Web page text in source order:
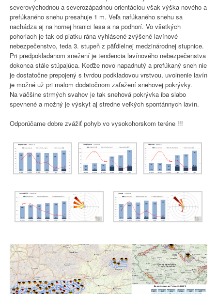
severovýchodnou a severozápadnou orientáciou však výška nového a
prefúkaného snehu presahuje 1 m. Veľa nafúkaného snehu sa
nachádza aj na hornej hranici lesa a na podhorí. Vo všetkých
pohoriach je tak od piatku rána vyhlásené zvýšené lavínové
nebezpečenstvo, teda 3. stupeň z päťdielnej medzinárodnej stupnice.
Pri predpokladanom snežení je tendencia lavínového nebezpečenstva
dokonca stále stúpajúca. Keďže novo napadnutý a prefúkaný sneh nie
je dostatočne prepojený s tvrdou podkladovou vrstvou, uvoľnenie lavín
je možné už pri malom dodatočnom zaťažení snehovej pokrývky.
Na väčšine strmých svahov je tak snehová pokrývka iba slabo
spevnené a možný je výskyt aj stredne veľkých spontánnych lavín.
Odporúčame dobre zvážiť pohyb vo vysokohorskom teréne !!!